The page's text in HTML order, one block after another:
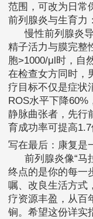
范围，可改为日常
前列腺炎与生育力
慢性前列腺炎
精子活力与膜完整
胞>1000/μl时，自
在检查女方同时，
疗目标不仅是症状
ROS水平下降60%
静脉曲张者，先行
育成功率可提高1.7
写在最后：康复是
前列腺炎像“马
终点的是你的每一
嘱、改良生活方式
疗资源丰盈，从百
锏。希望这份详实